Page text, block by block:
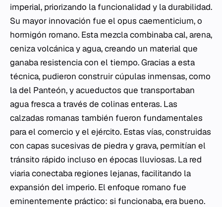
imperial, priorizando la funcionalidad y la durabilidad.
Su mayor innovación fue elopus caementicium, o
hormigón romano. Esta mezcla combinaba cal, arena,
ceniza volcánica y agua, creando un material que
ganaba resistencia con el tiempo. Gracias a esta
técnica, pudieron construir cúpulas inmensas, como
la del Panteón, y acueductos que transportaban
agua fresca a través de colinas enteras. Las
calzadas romanas también fueron fundamentales
para el comercio y el ejército. Estas vías, construidas
con capas sucesivas de piedra y grava, permitían el
tránsito rápido incluso en épocas lluviosas. La red
viaria conectaba regiones lejanas, facilitando la
expansión del imperio. El enfoque romano fue
eminentemente práctico: si funcionaba, era bueno.